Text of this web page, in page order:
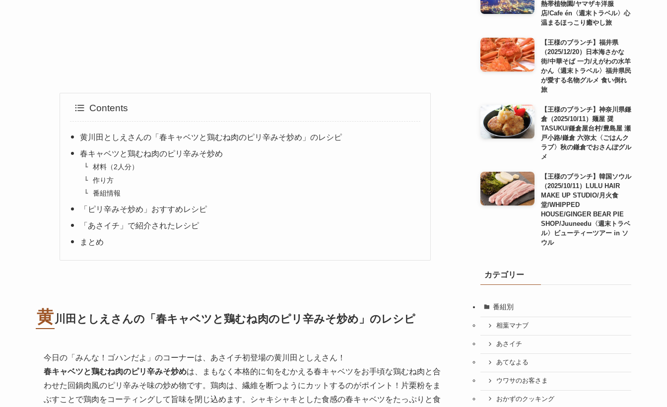
Contents
黄川田としえさんの「春キャベツと鶏むね肉のピリ辛みそ炒め」のレシピ
春キャベツと鶏むね肉のピリ辛みそ炒め
材料（2人分）
作り方
番組情報
「ピリ辛みそ炒め」おすすめレシピ
「あさイチ」で紹介されたレシピ
まとめ
黄川田としえさんの「春キャベツと鶏むね肉のピリ辛みそ炒め」のレシピ
今日の「みんな！ゴハンだよ」のコーナーは、あさイチ初登場の黄川田としえさん！
春キャベツと鶏むね肉のピリ辛みそ炒めは、まもなく本格的に旬をむかえる春キャベツをお手頃な鶏むね肉と合
わせた回鍋肉風のピリ辛みそ味の炒め物です。鶏肉は、繊維を断つようにカットするのがポイント！片栗粉をま
ぶすことで鶏肉をコーティングして旨味を閉じ込めます。シャキシャキとした食感の春キャベツをたっぷりと食
熱帯植物園/ヤマザキ洋服
店/Cafe én〈週末トラベル〉心
温まるほっこり癒やし旅
【王様のブランチ】福井県
（2025/12/20）日本海さかな
街/中華そば 一力/えがわの水羊
かん〈週末トラベル〉福井県民
が愛する名物グルメ 食い倒れ
旅
【王様のブランチ】神奈川県鎌
倉（2025/10/11）麺屋 奨
TASUKU/鎌倉屋台村/豊島屋 瀬
戸小路/鎌倉 六弥太〈ごはんク
ラブ〉秋の鎌倉でおさんぽグル
メ
【王様のブランチ】韓国ソウル
（2025/10/11）LULU HAIR
MAKE UP STUDIO/月火食
堂/WHIPPED
HOUSE/GINGER BEAR PIE
SHOP/Juuneedu〈週末トラベ
ル〉ビューティーツアー in ソ
ウル
カテゴリー
番組別
相葉マナブ
あさイチ
あてなよる
ウワサのお客さま
おかずのクッキング